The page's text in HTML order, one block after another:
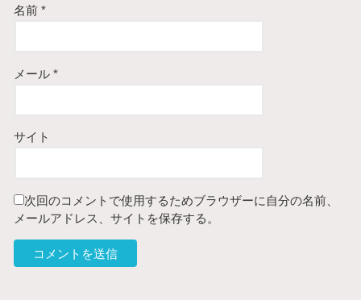
名前*
メール*
サイト
次回のコメントで使用するためブラウザーに自分の名前、
メールアドレス、サイトを保存する。